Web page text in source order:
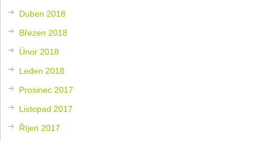
Duben 2018
Březen 2018
Únor 2018
Leden 2018
Prosinec 2017
Listopad 2017
Říjen 2017